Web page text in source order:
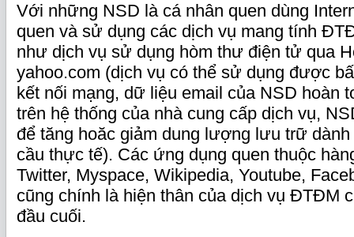
Với những NSD là cá nhân quen dùng
quen và sử dụng các dịch vụ mang tính
như dịch vụ sử dụng hòm thư điện tử qua
yahoo.com (dịch vụ có thể sử dụng được
kết nối mạng, dữ liệu email của NSD hoàn
trên hệ thống của nhà cung cấp dịch vụ,
để tăng hoăc giảm dung lượng lưu trữ
cầu thực tế). Các ứng dụng quen thuộc
Twitter, Myspace, Wikipedia, Youtube,
cũng chính là hiện thân của dịch vụ ĐTĐM
đầu cuối.